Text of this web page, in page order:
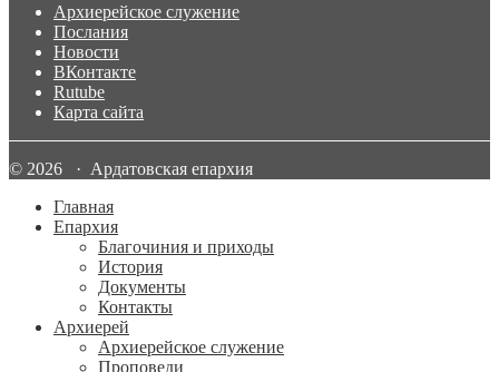
Архиерейское служение
Послания
Новости
ВКонтакте
Rutube
Карта сайта
© 2026 · Ардатовская епархия
Главная
Епархия
Благочиния и приходы
История
Документы
Контакты
Архиерей
Архиерейское служение
Проповеди